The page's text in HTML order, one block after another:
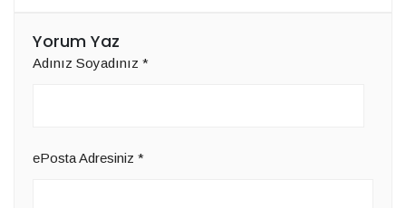
Yorum Yaz
Adınız Soyadınız *
ePosta Adresiniz *